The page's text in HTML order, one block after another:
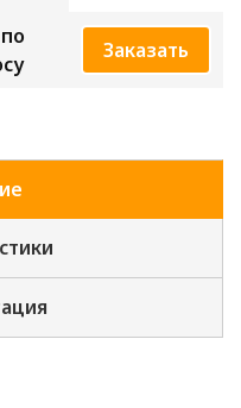
Заказать